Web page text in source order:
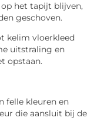
het tapijt blijven,
geschoven.
kelim vloerkleed
uitstraling en
opstaan.
felle kleuren en
die aansluit bij de